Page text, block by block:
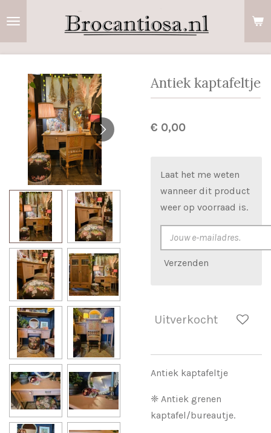
hoofdinhoud
Antiek kaptafeltje
€ 0,00
Laat het me weten
wanneer dit product
weer op voorraad is.
Verzenden
Uitverkocht
Antiek kaptafeltje
❈ Antiek grenen
kaptafel/bureautje.